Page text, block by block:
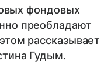
фондовых
преобладают
рассказывает
Гудым.